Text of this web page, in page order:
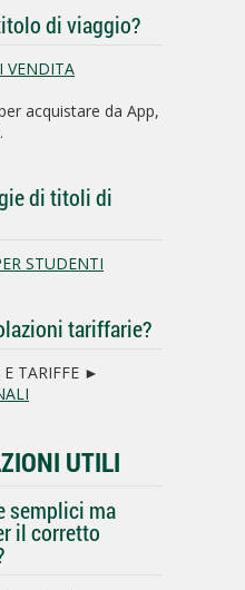
di viaggio?
VENDITA
acquistare da App,
.
di titoli di
STUDENTI
tariffarie?
TARIFFE ►
UTILI
semplici ma
il corretto